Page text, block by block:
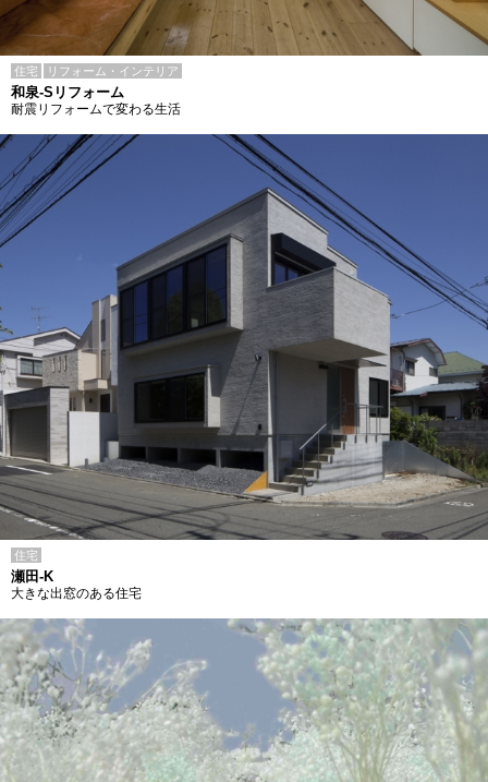
住宅 リフォーム・インテリア
和泉-Sリフォーム
耐震リフォームで変わる生活
住宅
瀬田-K
大きな出窓のある住宅